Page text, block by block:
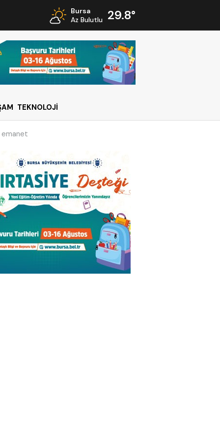
Bursa
Az Bulutlu
29.8°
TEKNOLOJİ
emanet